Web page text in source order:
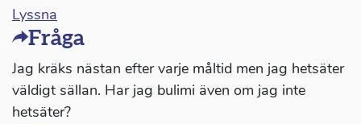
Lyssna
Fråga
Jag kräks nästan efter varje måltid men jag hetsäter
väldigt sällan. Har jag bulimi även om jag inte
hetsäter?